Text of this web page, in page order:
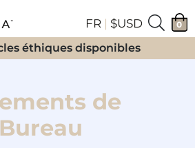
FR | $USD 0
éthiques disponibles
de
Bureau